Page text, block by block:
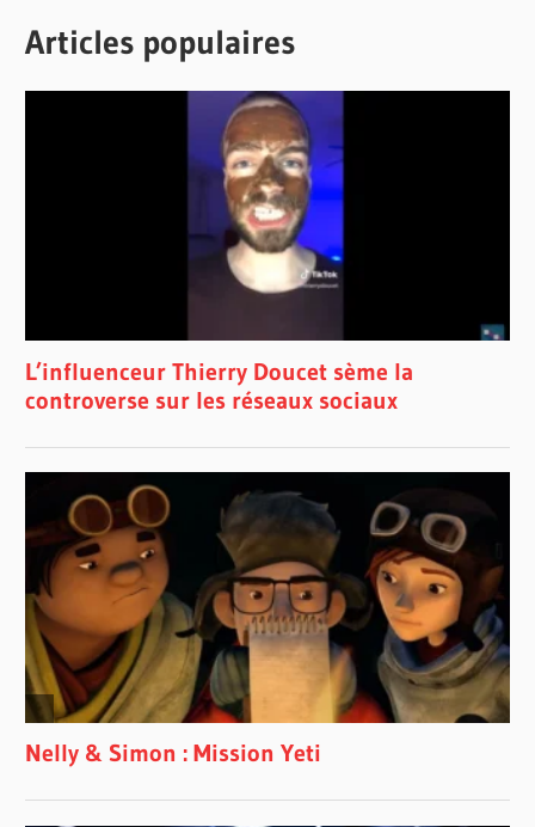
Articles populaires